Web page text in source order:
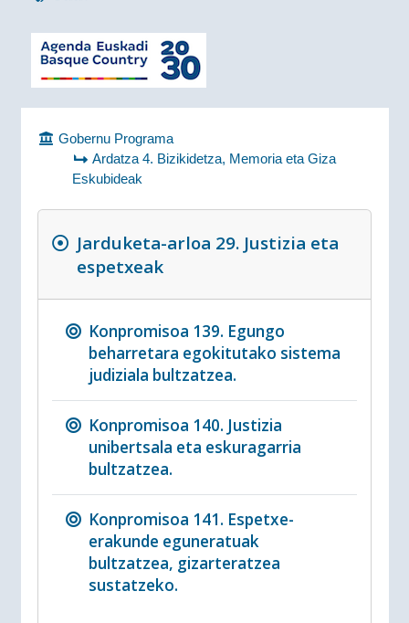
Gobernu Programa
Ardatza 4. Bizikidetza, Memoria eta Giza
Eskubideak
Jarduketa-arloa 29. Justizia eta
espetxeak
Konpromisoa 139. Egungo
beharretara egokitutako sistema
judiziala bultzatzea.
Konpromisoa 140. Justizia
unibertsala eta eskuragarria
bultzatzea.
Konpromisoa 141. Espetxe-
erakunde eguneratuak
bultzatzea, gizarteratzea
sustatzeko.